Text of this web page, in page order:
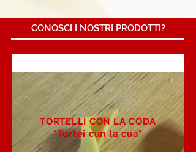
CONOSCI I NOSTRI PRODOTTI?
TORTELLI CON LA CODA
"Turtei cun la cua"